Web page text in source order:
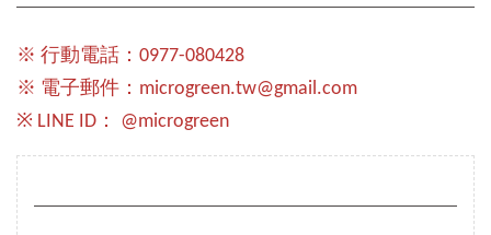
※ 行動電話：0977-080428
※ 電子郵件：microgreen.tw@gmail.com
※ LINE ID： @microgreen